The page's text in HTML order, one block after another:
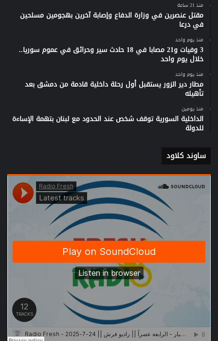
منذ 21 ساعة
مقتل عنصرين في وزارة الدفاع وإصابة آخرين بهجومين مسلحين
في درعا
منذ يوم واحد
3 وفيات و21 مصابا في 18 حادث سير وحرائق في عموم سوريا..
خلال يوم واحد
منذ يوم واحد
مطار دير الزور يستقبل أول رحلة داخلية قادمة من دمشق بعد
تأهيله
منذ يومين
الداخلية السورية توقف شخص عند الحدود مع لبنان بتهمة الإساءة
للدولة
ساوند كلاود